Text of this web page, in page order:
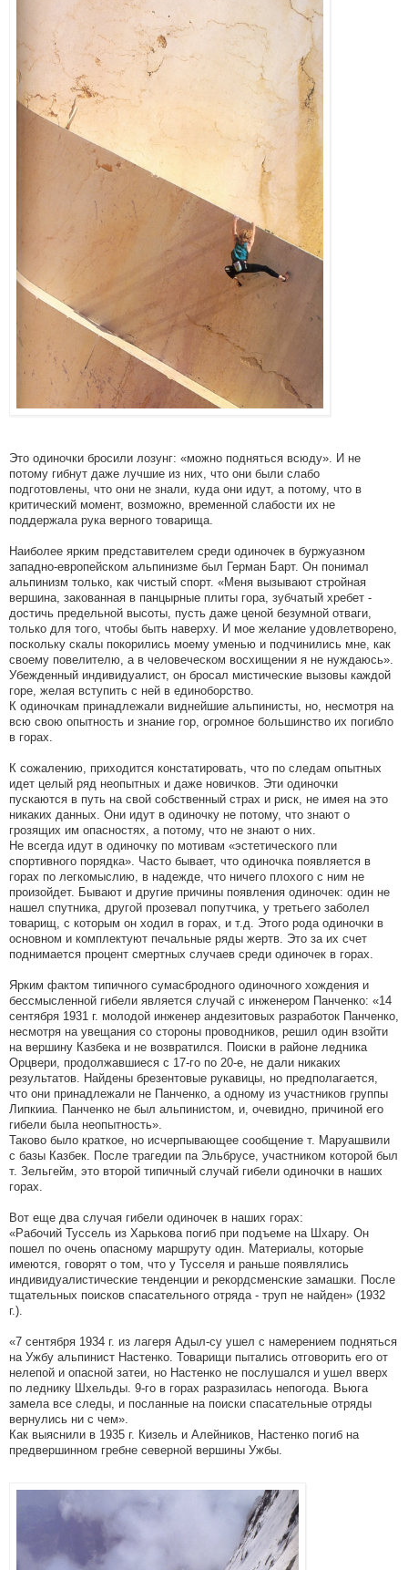
Это одиночки бросили лозунг: «можно подняться всюду». И не
потому гибнут даже лучшие из них, что они были слабо
подготовлены, что они не знали, куда они идут, а потому, что в
критический момент, возможно, временной слабости их не
поддержала рука верного товарища.
Наиболее ярким представителем среди одиночек в буржуазном
западно-европейском альпинизме был Герман Барт. Он понимал
альпинизм только, как чистый спорт. «Меня вызывают стройная
вершина, закованная в панцырные плиты гора, зубчатый хребет -
достичь предельной высоты, пусть даже ценой безумной отваги,
только для того, чтобы быть наверху. И мое желание удовлетворено,
поскольку скалы покорились моему уменью и подчинились мне, как
своему повелителю, а в человеческом восхищении я не нуждаюсь».
Убежденный индивидуалист, он бросал мистические вызовы каждой
горе, желая вступить с ней в единоборство.
К одиночкам принадлежали виднейшие альпинисты, но, несмотря на
всю свою опытность и знание гор, огромное большинство их погибло
в горах.
К сожалению, приходится констатировать, что по следам опытных
идет целый ряд неопытных и даже новичков. Эти одиночки
пускаются в путь на свой собственный страх и риск, не имея на это
никаких данных. Они идут в одиночку не потому, что знают о
грозящих им опасностях, а потому, что не знают о них.
Не всегда идут в одиночку по мотивам «эстетического пли
спортивного порядка». Часто бывает, что одиночка появляется в
горах по легкомыслию, в надежде, что ничего плохого с ним не
произойдет. Бывают и другие причины появления одиночек: один не
нашел спутника, другой прозевал попутчика, у третьего заболел
товарищ, с которым он ходил в горах, и т.д. Этого рода одиночки в
основном и комплектуют печальные ряды жертв. Это за их счет
поднимается процент смертных случаев среди одиночек в горах.
Ярким фактом типичного сумасбродного одиночного хождения и
бессмысленной гибели является случай с инженером Панченко: «14
сентября 1931 г. молодой инженер андезитовых разработок Панченко,
несмотря на увещания со стороны проводников, решил один взойти
на вершину Казбека и не возвратился. Поиски в районе ледника
Орцвери, продолжавшиеся с 17-го по 20-е, не дали никаких
результатов. Найдены брезентовые рукавицы, но предполагается,
что они принадлежали не Панченко, а одному из участников группы
Липкииа. Панченко не был альпинистом, и, очевидно, причиной его
гибели была неопытность».
Таково было краткое, но исчерпывающее сообщение т. Маруашвили
с базы Казбек. После трагедии па Эльбрусе, участником которой был
т. Зельгейм, это второй типичный случай гибели одиночки в наших
горах.
Вот еще два случая гибели одиночек в наших горах:
«Рабочий Туссель из Харькова погиб при подъеме на Шхару. Он
пошел по очень опасному маршруту один. Материалы, которые
имеются, говорят о том, что у Тусселя и раньше появлялись
индивидуалистические тенденции и рекордсменские замашки. После
тщательных поисков спасательного отряда - труп не найден» (1932
г.).
«7 сентября 1934 г. из лагеря Адыл-су ушел с намерением подняться
на Ужбу альпинист Настенко. Товарищи пытались отговорить его от
нелепой и опасной затеи, но Настенко не послушался и ушел вверх
по леднику Шхельды. 9-го в горах разразилась непогода. Вьюга
замела все следы, и посланные на поиски спасательные отряды
вернулись ни с чем».
Как выяснили в 1935 г. Кизель и Алейников, Настенко погиб на
предвершинном гребне северной вершины Ужбы.